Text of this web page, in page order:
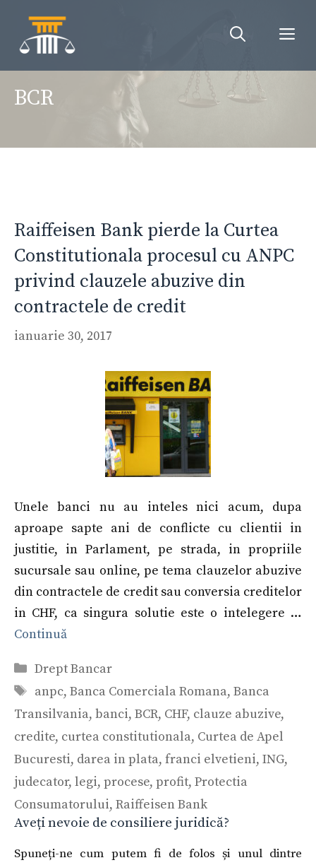
conținut
BCR
Raiffeisen Bank pierde la Curtea
Constitutionala procesul cu ANPC
privind clauzele abuzive din
contractele de credit
ianuarie 30, 2017
Unele banci nu au inteles nici acum, dupa
aproape sapte ani de conflicte cu clientii in
justitie, in Parlament, pe strada, in propriile
sucursale sau online, pe tema clauzelor abuzive
din contractele de credit sau conversia creditelor
in CHF, ca singura solutie este o intelegere …
Continuă
Categorii
Drept Bancar
Etichete
anpc, Banca Comerciala Romana, Banca
Transilvania, banci, BCR, CHF, clauze abuzive,
credite, curtea constitutionala, Curtea de Apel
Bucuresti, darea in plata, franci elvetieni, ING,
judecator, legi, procese, profit, Protectia
Consumatorului, Raiffeisen Bank
Aveți nevoie de consiliere juridică?
Spuneți-ne cum putem fi de folos și unul dintre